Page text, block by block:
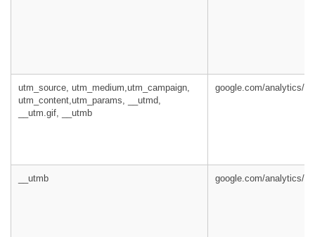
utm_source, utm_medium,utm_campaign,
utm_content,utm_params, __utmd,
__utm.gif, __utmb
google.com/analytics/
__utmb google.com/analytics/